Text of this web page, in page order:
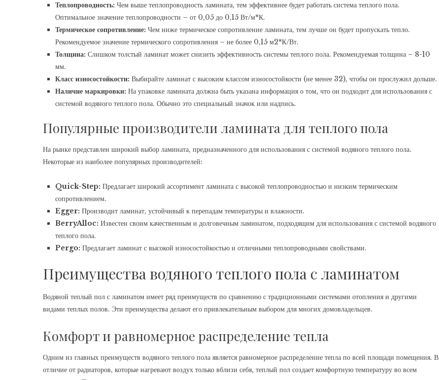
Теплопроводность: Чем выше теплопроводность ламината, тем эффективнее будет работать система теплого пола.
Оптимальное значение теплопроводности – от 0,05 до 0,15 Вт/м*К.
Термическое сопротивление: Чем ниже термическое сопротивление ламината, тем лучше он будет пропускать тепло.
Рекомендуемое значение термического сопротивления – не более 0,15 м2*К/Вт.
Толщина: Слишком толстый ламинат может снизить эффективность системы теплого пола. Рекомендуемая толщина – 8-10
мм.
Класс износостойкости: Выбирайте ламинат с высоким классом износостойкости (не менее 32), чтобы он прослужил дольше.
Наличие маркировки: На упаковке ламината должна быть указана информация о том, что он подходит для использования с
системой водяного теплого пола. Обычно это специальный значок или надпись.
Популярные производители ламината для теплого пола
На рынке представлен широкий выбор ламината, предназначенного для использования с системой водяного теплого пола.
Некоторые из наиболее популярных производителей:
Quick-Step: Предлагает широкий ассортимент ламината с высокой теплопроводностью и низким термическим
сопротивлением.
Egger: Производит ламинат, устойчивый к перепадам температуры и влажности.
BerryAlloc: Известен своим качественным и долговечным ламинатом, подходящим для использования с системой водяного
теплого пола.
Pergo: Предлагает ламинат с высокой износостойкостью и отличными теплопроводными свойствами.
Преимущества водяного теплого пола с ламинатом
Водяной теплый пол с ламинатом имеет ряд преимуществ по сравнению с традиционными системами отопления и другими
видами теплых полов. Эти преимущества делают его привлекательным выбором для многих домовладельцев.
Комфорт и равномерное распределение тепла
Одним из главных преимуществ водяного теплого пола является равномерное распределение тепла по всей площади помещения. В
отличие от радиаторов, которые нагревают воздух только вблизи себя, теплый пол создает комфортную температуру во всем